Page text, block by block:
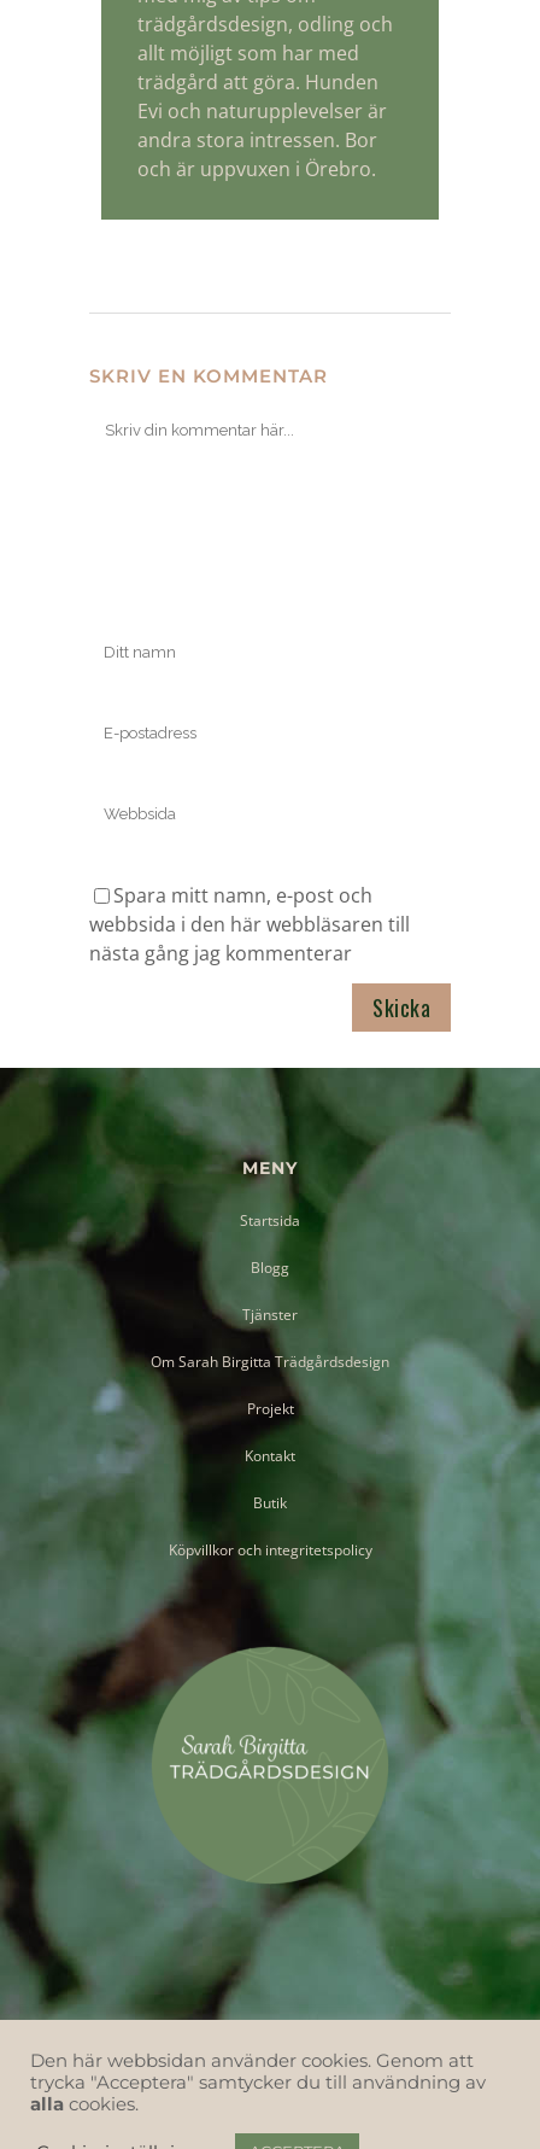
trädgårdsdesign, odling och
allt möjligt som har med
trädgård att göra. Hunden
Evi och naturupplevelser är
andra stora intressen. Bor
och är uppvuxen i Örebro.
SKRIV EN KOMMENTAR
Spara mitt namn, e-post och
webbsida i den här webbläsaren till
nästa gång jag kommenterar
MENY
Startsida
Blogg
Tjänster
Om Sarah Birgitta Trädgårdsdesign
Projekt
Kontakt
Butik
Köpvillkor och integritetspolicy
Den här webbsidan använder cookies. Genom att
trycka "Acceptera" samtycker du till användning av
alla cookies.